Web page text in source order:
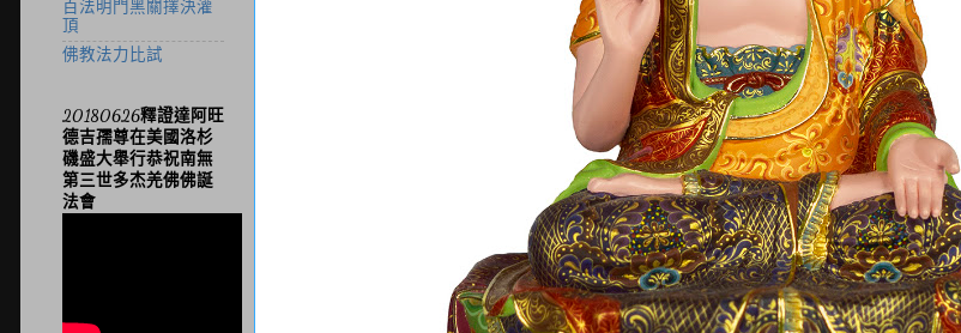
百法明門黑關擇決灌
頂
佛教法力比試
20180626釋證達阿旺
德吉孺尊在美國洛杉
磯盛大舉行恭祝南無
第三世多杰羌佛佛誕
法會